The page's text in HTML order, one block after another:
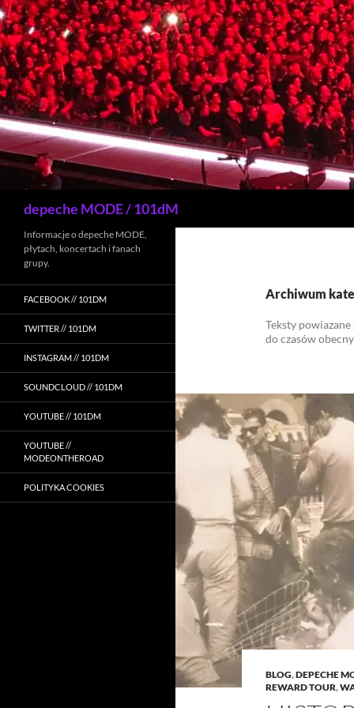
Przejdź
do
treści
depeche MODE / 101dM
Archiwum
Teksty
do czasów
BLOG,DEPECHE
REWARD TOUR,
Informacje o depeche MODE,
płytach, koncertach i fanach
grupy.
FACEBOOK // 101DM
TWITTER // 101DM
INSTAGRAM // 101DM
SOUNDCLOUD // 101DM
YOUTUBE // 101DM
YOUTUBE //
MODEONTHEROAD
POLITYKA COOKIES